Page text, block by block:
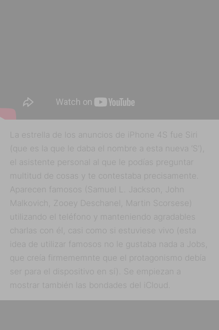
La estrella de los anuncios de iPhone 4S fue Siri
(que es la que le daba el nombre a esta nueva ‘S’),
el asistente personal al que le podías preguntar
multitud de cosas y te contestaba precisamente.
Aparecen famosos (Samuel L. Jackson, John
Malkovich, Zooey Deschanel, Martin Scorsese)
utilizando el teléfono y manteniendo agradables
charlas con él, casi como si estuviese vivo (esta
idea de utilizar famosos no le gustaba nada a Jobs,
que creía firmememnte que el protagonismo debía
ser para el dispositivo en sí). Se empiezan a
mostrar también las bondades del iCloud.